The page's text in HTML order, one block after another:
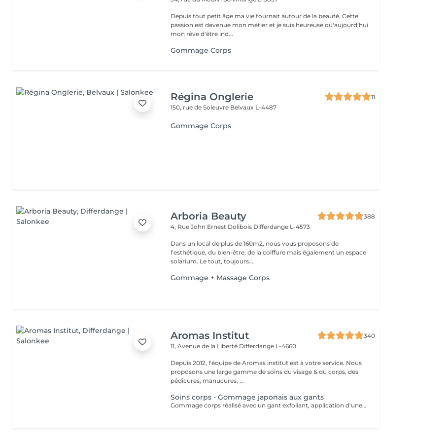
Depuis tout petit âge ma vie tournait autour de la beauté. Cette
passion est devenue mon métier et je suis heureuse qu'aujourd'hui
mon rêve d'être ind...
Gommage Corps
Régina Onglerie
11
150, rue de Soleuvre Belvaux L-4487
Gommage Corps
Arboria Beauty
388
4, Rue John Ernest Dolibois Differdange L-4573
Dans un local de plus de 160m2, nous vous proposons de
l'esthétique, du bien-être, de la coiffure mais également un espace
solarium. Le tout, toujours...
Gommage + Massage Corps
Aromas Institut
340
11, Avenue de la Liberté Differdange L-4660
Depuis 2012, l'équipe de Aromas institut est à votre service. Nous
proposons une large gamme de soins du visage & du corps, des
pédicures, manucures, ...
Soins corps - Gommage japonais aux gants
Gommage corps réalisé avec un gant exfoliant, application d'une huile hydratante idéale pour une peau douce, lisse. Nous vous prions de bien vouloir respecter votre rendez-vous. En prenant rendez-vous, vous occupez une place, dont une autre personne aurait éventuellement besoin. Tout rendez-vous non annulé 24h en avance, est susceptible d'être facturé. (Si vous ne pouvez pas vous présenter à votre RDV, proposez-le éventuellement à un proche ou à un ami) Toute l'équipe de Aromas Institut vous remercie pour votre respect et votre compréhension.